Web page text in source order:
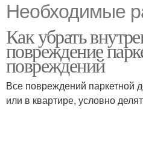
Необходимые
Как убрать
повреждение
повреждений
Все повреждений паркетной
или в квартире, условно